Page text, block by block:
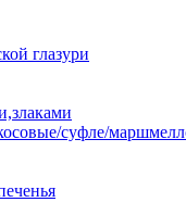
глазури
суфле/